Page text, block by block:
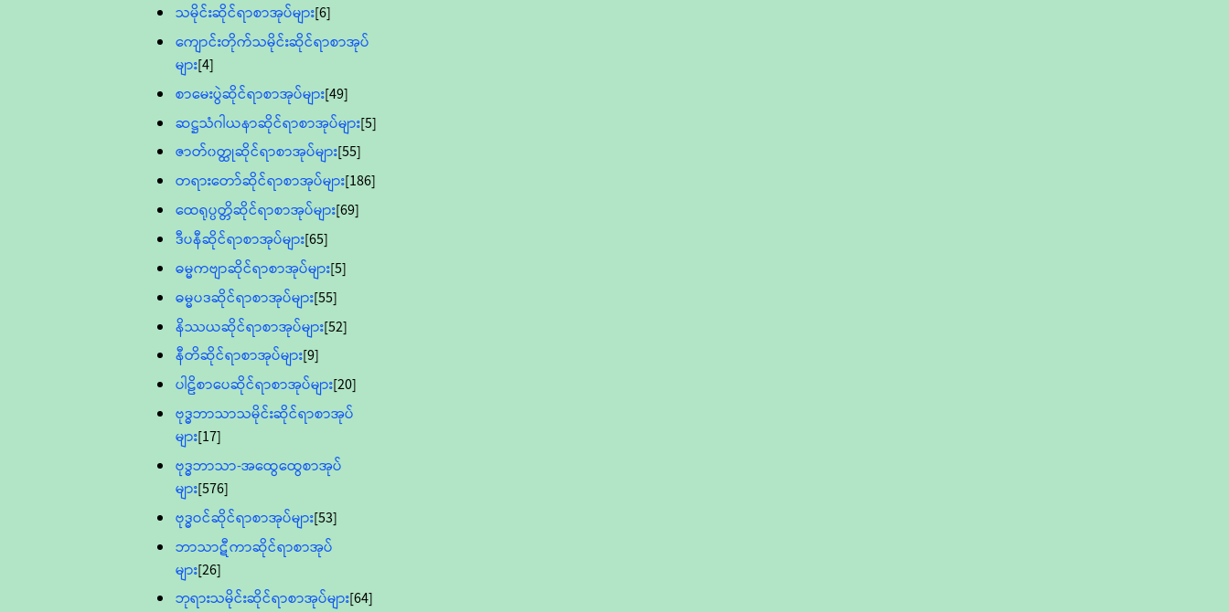
သမိုင်းဆိုင်ရာစာအုပ်များ[6]
ကျောင်းတိုက်သမိုင်းဆိုင်ရာစာအုပ်
များ[4]
စာမေးပွဲဆိုင်ရာစာအုပ်များ[49]
ဆဋ္ဌသံဂါယနာဆိုင်ရာစာအုပ်များ[5]
ဇာတ်၀တ္ထုဆိုင်ရာစာအုပ်များ[55]
တရားတော်ဆိုင်ရာစာအုပ်များ[186]
ထေရုပ္ပတ္တိဆိုင်ရာစာအုပ်များ[69]
ဒီပနီဆိုင်ရာစာအုပ်များ[65]
ဓမ္မကဗျာဆိုင်ရာစာအုပ်များ[5]
ဓမ္မပဒဆိုင်ရာစာအုပ်များ[55]
နိဿယဆိုင်ရာစာအုပ်များ[52]
နီတိဆိုင်ရာစာအုပ်များ[9]
ပါဠိစာပေဆိုင်ရာစာအုပ်များ[20]
ဗုဒ္ဓဘာသာသမိုင်းဆိုင်ရာစာအုပ်
များ[17]
ဗုဒ္ဓဘာသာ-အထွေထွေစာအုပ်
များ[576]
ဗုဒ္ဓဝင်ဆိုင်ရာစာအုပ်များ[53]
ဘာသာဋီကာဆိုင်ရာစာအုပ်
များ[26]
ဘုရားသမိုင်းဆိုင်ရာစာအုပ်များ[64]